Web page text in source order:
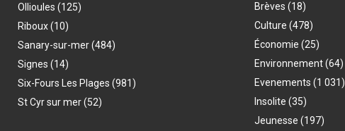
Ollioules (125)
Riboux(10)
Sanary-sur-mer(484)
Signes (14)
Six-Fours Les Plages (981)
St Cyr sur mer(52)
Brèves (18)
Culture (478)
Économie (25)
Environnement(64)
Evenements (1 031)
Insolite (35)
Jeunesse (197)